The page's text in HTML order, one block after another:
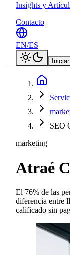
Insights y
Contacto
EN/ES
SEO
marketing
Atraé
El 76% de las
diferencia entre
calificado sin